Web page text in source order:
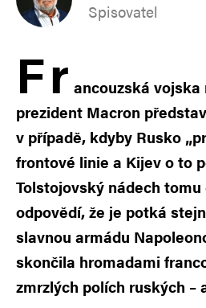
Spisovatel
Fr ancouzská
prezident Macron
v případě, kdyby Rusko
frontové linie a Kijev o to
Tolstojovský nádech tomu
odpovědí, že je potká
slavnou armádu
skončila hromadami
zmrzlých polích ruských –